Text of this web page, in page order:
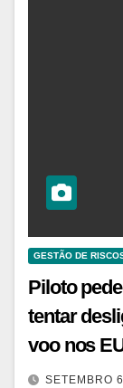
GESTÃO DE
Piloto
tentar
voo nos
SETEMBRO